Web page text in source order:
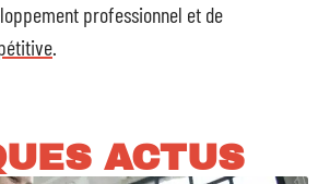
professionnel et de
.
ACTUS